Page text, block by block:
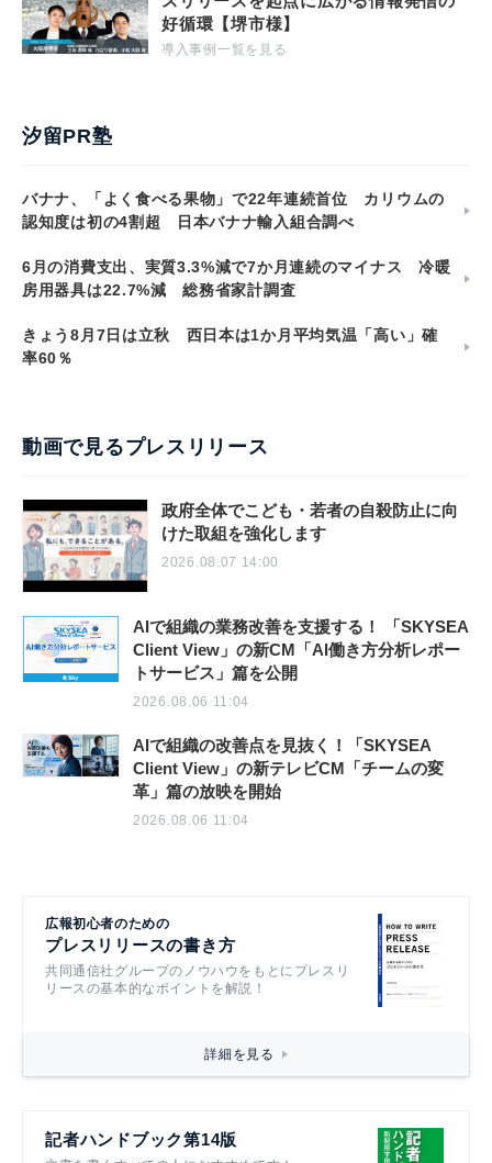
好循環【堺市様】
導入事例一覧を見る
汐留PR塾
バナナ、「よく食べる果物」で22年連続首位 カリウムの
認知度は初の4割超 日本バナナ輸入組合調べ
6月の消費支出、実質3.3%減で7か月連続のマイナス 冷暖
房用器具は22.7%減 総務省家計調査
きょう8月7日は立秋 西日本は1か月平均気温「高い」確
率60％
動画で見るプレスリリース
政府全体でこども・若者の自殺防止に向
けた取組を強化します
2026.08.07 14:00
AIで組織の業務改善を支援する！ 「SKYSEA
Client View」の新CM「AI働き方分析レポー
トサービス」篇を公開
2026.08.06 11:04
AIで組織の改善点を見抜く！「SKYSEA
Client View」の新テレビCM「チームの変
革」篇の放映を開始
2026.08.06 11:04
広報初心者のための
プレスリリースの書き方
共同通信社グループのノウハウをもとにプレスリ
リースの基本的なポイントを解説！
詳細を見る
記者ハンドブック第14版